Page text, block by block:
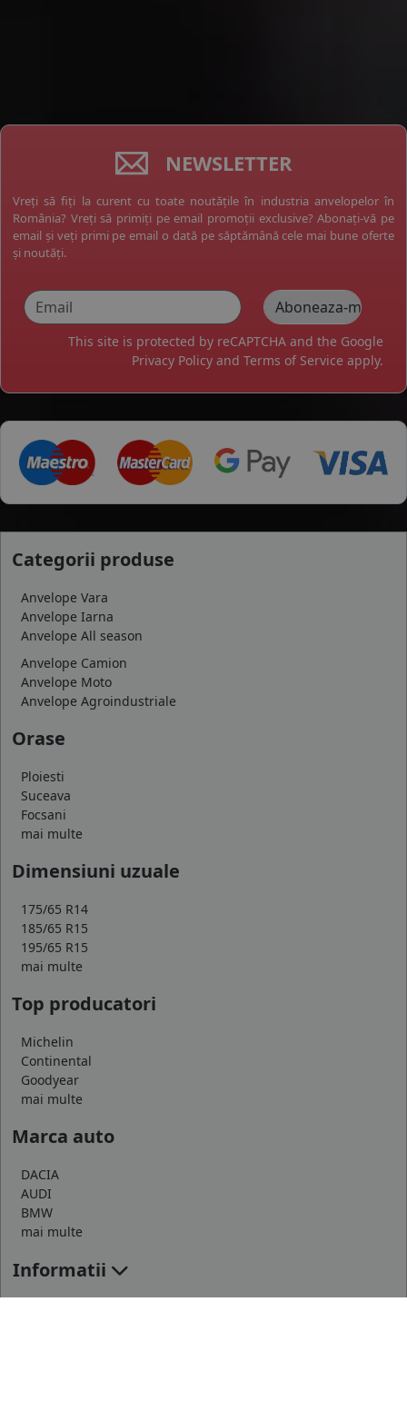
NEWSLETTER
Vreți să fiți la curent cu toate noutățile în industria anvelopelor în
România? Vreți să primiți pe email promoții exclusive? Abonați-vă pe
email și veți primi pe email o dată pe săptămână cele mai bune oferte
și noutăți.
This site is protected by reCAPTCHA and the Google
Privacy Policy and Terms of Service apply.
Categorii produse
Anvelope Vara
Anvelope Iarna
Anvelope All season
Anvelope Camion
Anvelope Moto
Anvelope Agroindustriale
Orase
Ploiesti
Suceava
Focsani
mai multe
Dimensiuni uzuale
175/65 R14
185/65 R15
195/65 R15
mai multe
Top producatori
Michelin
Continental
Goodyear
mai multe
Marca auto
DACIA
AUDI
BMW
mai multe
Informatii